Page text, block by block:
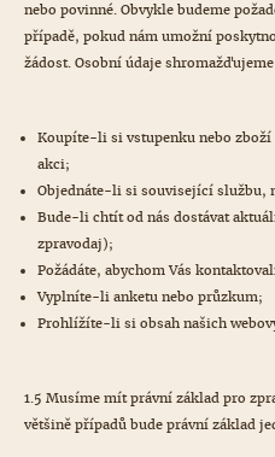
nebo povinné. Obvykle budeme
případě, pokud nám umožní
žádost. Osobní údaje
Koupíte-li si vstupenku nebo
akci;
Objednáte-li si související službu,
Bude-li chtít od nás dostávat
zpravodaj);
Požádáte, abychom Vás
Vyplníte-li anketu nebo průzkum;
Prohlížíte-li si obsah našich
1.5 Musíme mít právní základ pro
většině případů bude právní základ